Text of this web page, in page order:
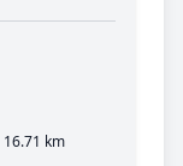
16.71 km